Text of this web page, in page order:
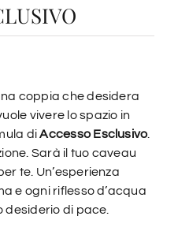
coppia che desidera
vivere lo spazio in
diAccesso Esclusivo.
Sarà il tuo caveau
te. Un’esperienza
e ogni riflesso d’acqua
desiderio di pace.